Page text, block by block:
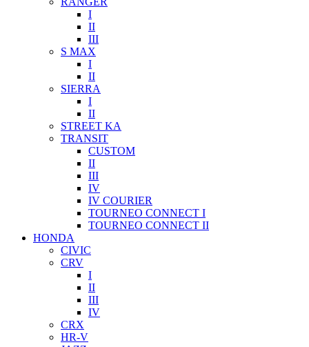
I
II
III
S MAX
I
II
SIERRA
I
II
STREET KA
TRANSIT
CUSTOM
II
III
IV
IV COURIER
TOURNEO CONNECT I
TOURNEO CONNECT II
HONDA
CIVIC
CRV
I
II
III
IV
CRX
HR-V